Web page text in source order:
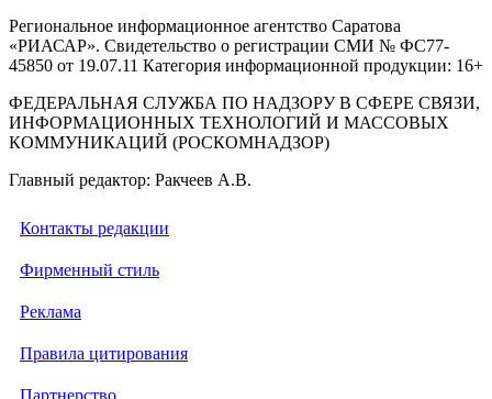
Региональное информационное агентство Саратова
«РИАСАР». Свидетельство о регистрации СМИ № ФС77-
45850 от 19.07.11 Категория информационной продукции: 16+
ФЕДЕРАЛЬНАЯ СЛУЖБА ПО НАДЗОРУ В СФЕРЕ СВЯЗИ,
ИНФОРМАЦИОННЫХ ТЕХНОЛОГИЙ И МАССОВЫХ
КОММУНИКАЦИЙ (РОСКОМНАДЗОР)
Главный редактор: Ракчеев А.В.
Контакты редакции
Фирменный стиль
Реклама
Правила цитирования
Партнерство